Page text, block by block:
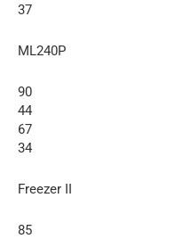
37
ML240P
90
44
67
34
Freezer II
85